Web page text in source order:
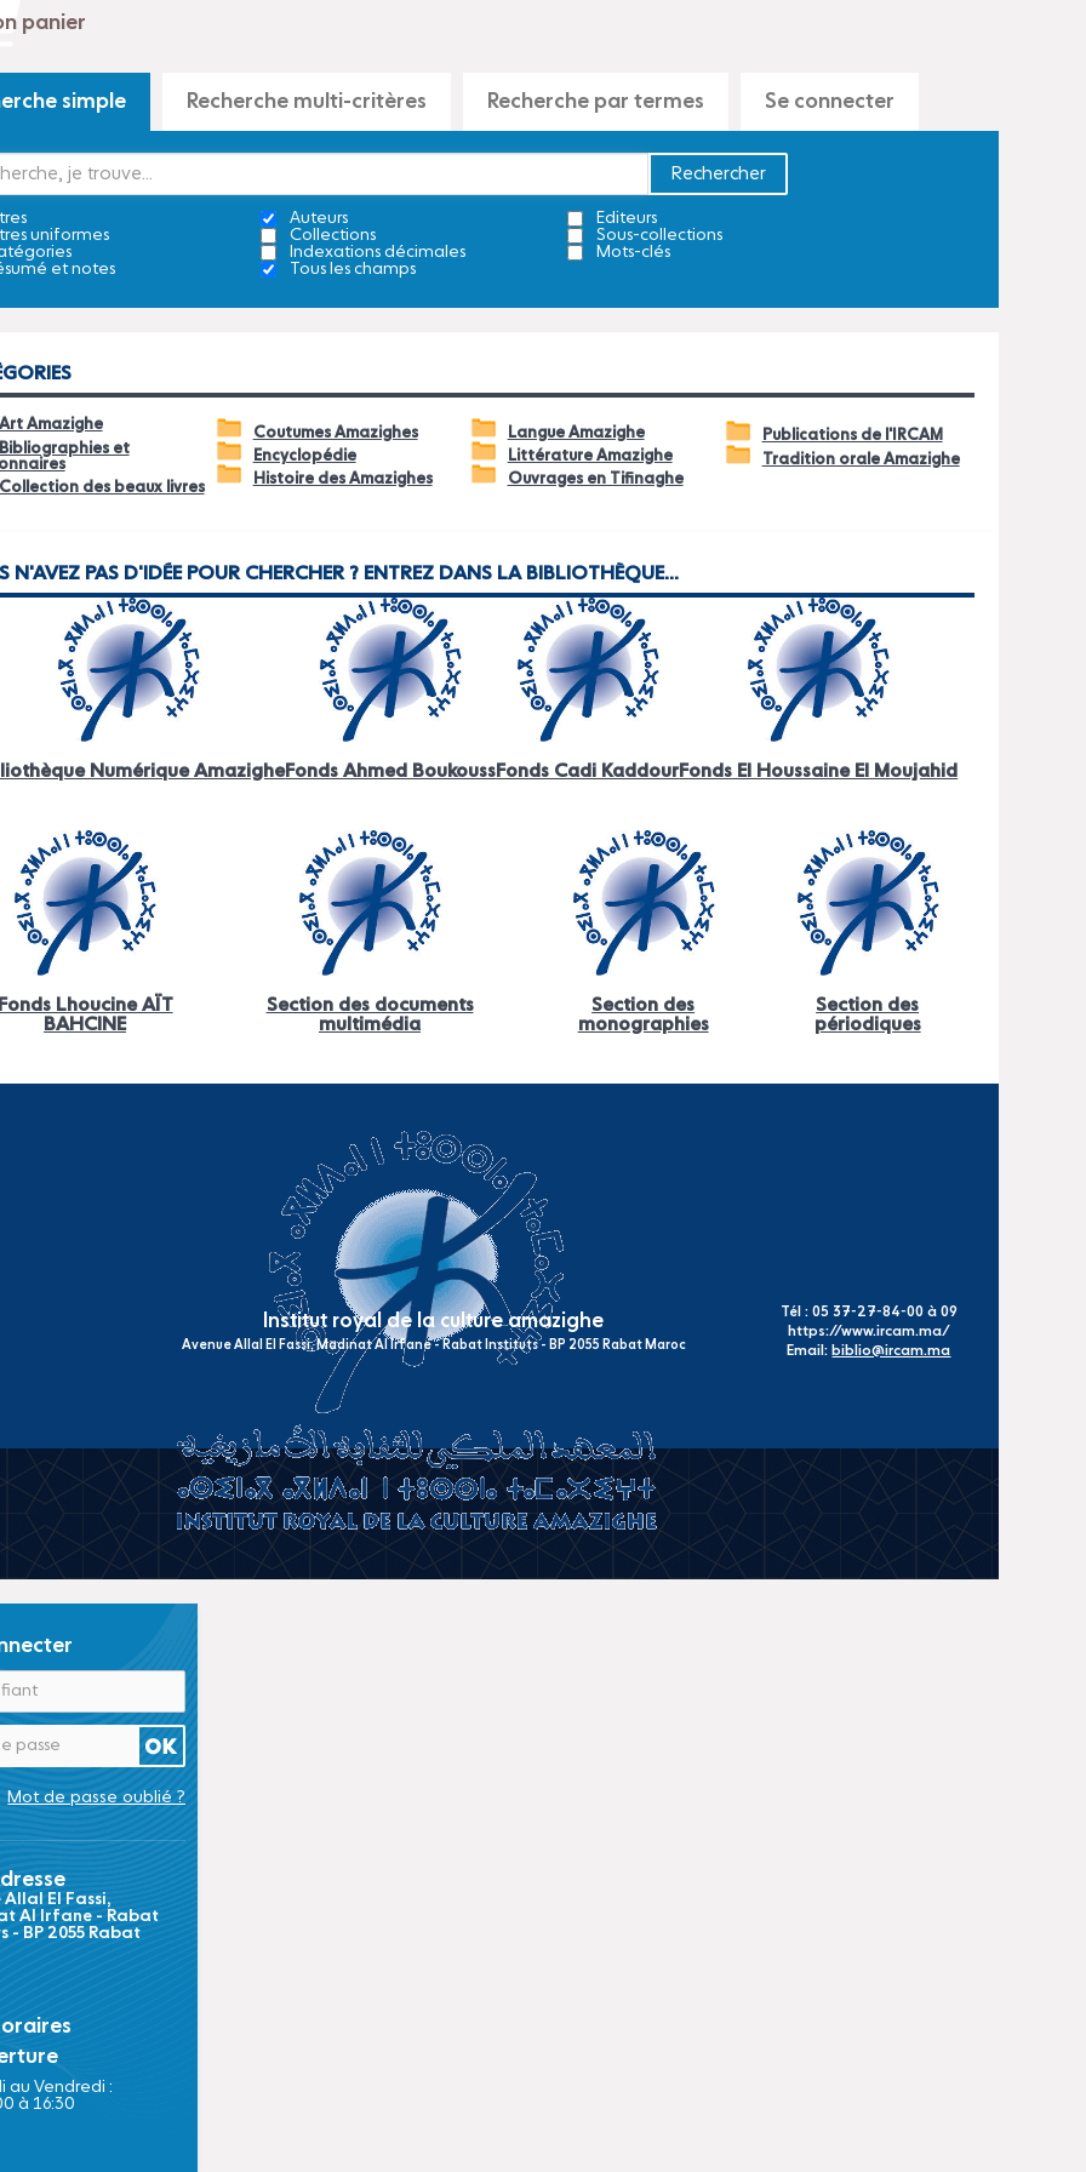
simple Recherche multi-critères Recherche par termes Se connecter
Auteurs
Editeurs
uniformes
Collections
Sous-collections
Indexations décimales
Mots-clés
et notes
Tous les champs
Art Amazighe
Bibliographies et
Collection des beaux livres
Coutumes Amazighes
Encyclopédie
Histoire des Amazighes
Langue Amazighe
Littérature Amazighe
Ouvrages en Tifinaghe
Publications de l'IRCAM
Tradition orale Amazighe
N'AVEZ PAS D'IDÉE POUR CHERCHER ? ENTREZ DANS LA BIBLIOTHÈQUE...
Numérique AmazigheFonds Ahmed BoukoussFonds Cadi KaddourFonds El Houssaine El Moujahid
Fonds Lhoucine AÏT
BAHCINE
Section des documents
multimédia
Section des
monographies
Section des
périodiques
Institut royal de la culture amazighe
Avenue Allal El Fassi, Madinat Al Irfane - Rabat Instituts - BP 2055 Rabat Maroc
Tél : 05 37-27-84-00 à 09
https://www.ircam.ma/
Email: biblio@ircam.ma
Mot de passe oublié ?
Allal El Fassi,
Al Irfane - Rabat
- BP 2055 Rabat
au Vendredi :
à 16:30